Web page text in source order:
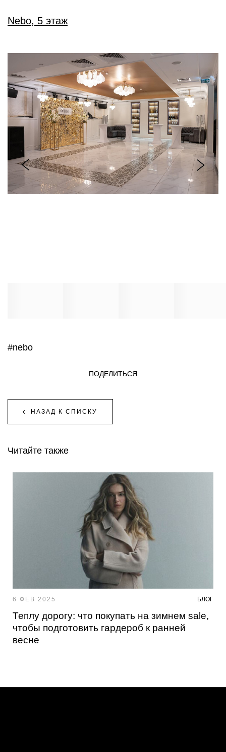
Nebo, 5 этаж
#nebo
НАЗАД К СПИСКУ
ПОДЕЛИТЬСЯ
Читайте также
6 ФЕВ 2025 БЛОГ
Теплу дорогу: что покупать на зимнем sale,
чтобы подготовить гардероб к ранней
весне